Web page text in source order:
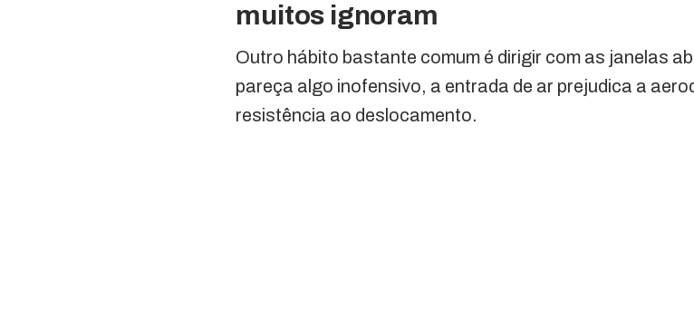
muitos ignoram
Outro hábito bastante comum é dirigir com as janelas
pareça algo inofensivo, a entrada de ar prejudica a
resistência ao deslocamento.